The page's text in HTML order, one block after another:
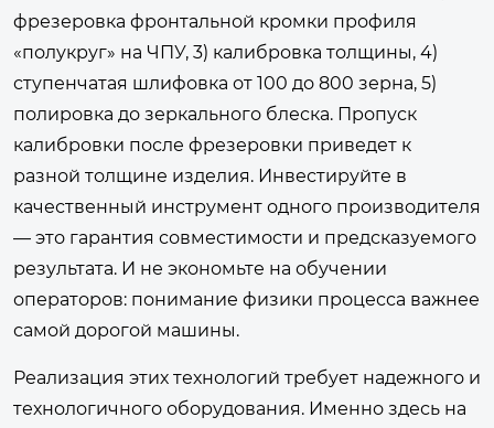
фрезеровка фронтальной кромки профиля
«полукруг» на ЧПУ, 3) калибровка толщины, 4)
ступенчатая шлифовка от 100 до 800 зерна, 5)
полировка до зеркального блеска. Пропуск
калибровки после фрезеровки приведет к
разной толщине изделия. Инвестируйте в
качественный инструмент одного производителя
— это гарантия совместимости и предсказуемого
результата. И не экономьте на обучении
операторов: понимание физики процесса важнее
самой дорогой машины.
Реализация этих технологий требует надежного и
технологичного оборудования. Именно здесь на